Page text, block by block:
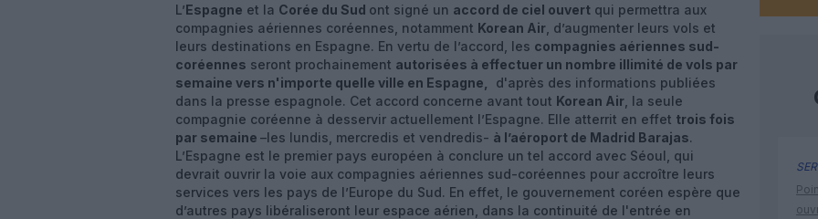
L’Espagne et la Corée du Sud ont signé un accord de ciel ouvert qui permettra aux
compagnies aériennes coréennes, notamment Korean Air , d’augmenter leurs vols et
leurs destinations en Espagne. En vertu de l’accord, les compagnies aériennes sud-
coréennes seront prochainement autorisées à effectuer un nombre illimité de vols par
semaine vers n'importe quelle ville en Espagne,
d'après des informations publiées
dans la presse espagnole. Cet accord concerne avant tout Korean Air , la seule
compagnie coréenne à desservir actuellement l’Espagne. Elle atterrit en effet trois fois
par semaine –les lundis, mercredis et vendredis- à l’aéroport de Madrid Barajas.
L’Espagne est le premier pays européen à conclure un tel accord avec Séoul, qui
devrait ouvrir la voie aux compagnies aériennes sud-coréennes pour accroître leurs
services vers les pays de l’Europe du Sud. En effet, le gouvernement coréen espère que
d’autres pays libéraliseront leur espace aérien, dans la continuité de l'entrée en